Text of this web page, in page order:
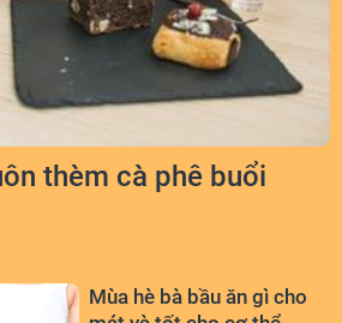
thèm cà phê buổi
Mùa hè bà bầu ăn gì cho